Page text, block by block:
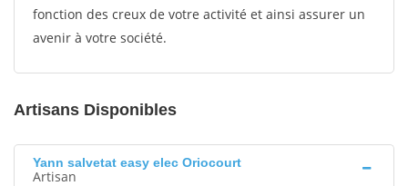
fonction des creux de votre activité et ainsi assurer un
avenir à votre société.
Artisans Disponibles
Yann salvetat easy elec Oriocourt
Artisan